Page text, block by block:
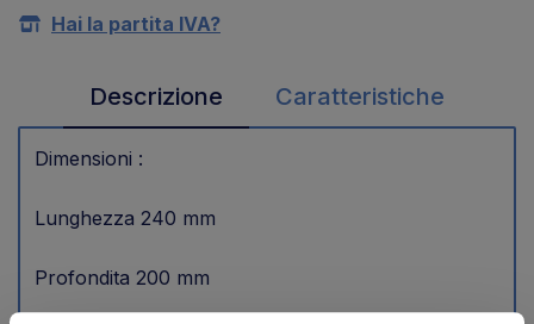
Hai la partita IVA?
Descrizione Caratteristiche
Dimensioni :
Lunghezza 240 mm
Profondita 200 mm